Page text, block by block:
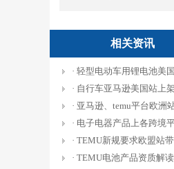
相关资讯